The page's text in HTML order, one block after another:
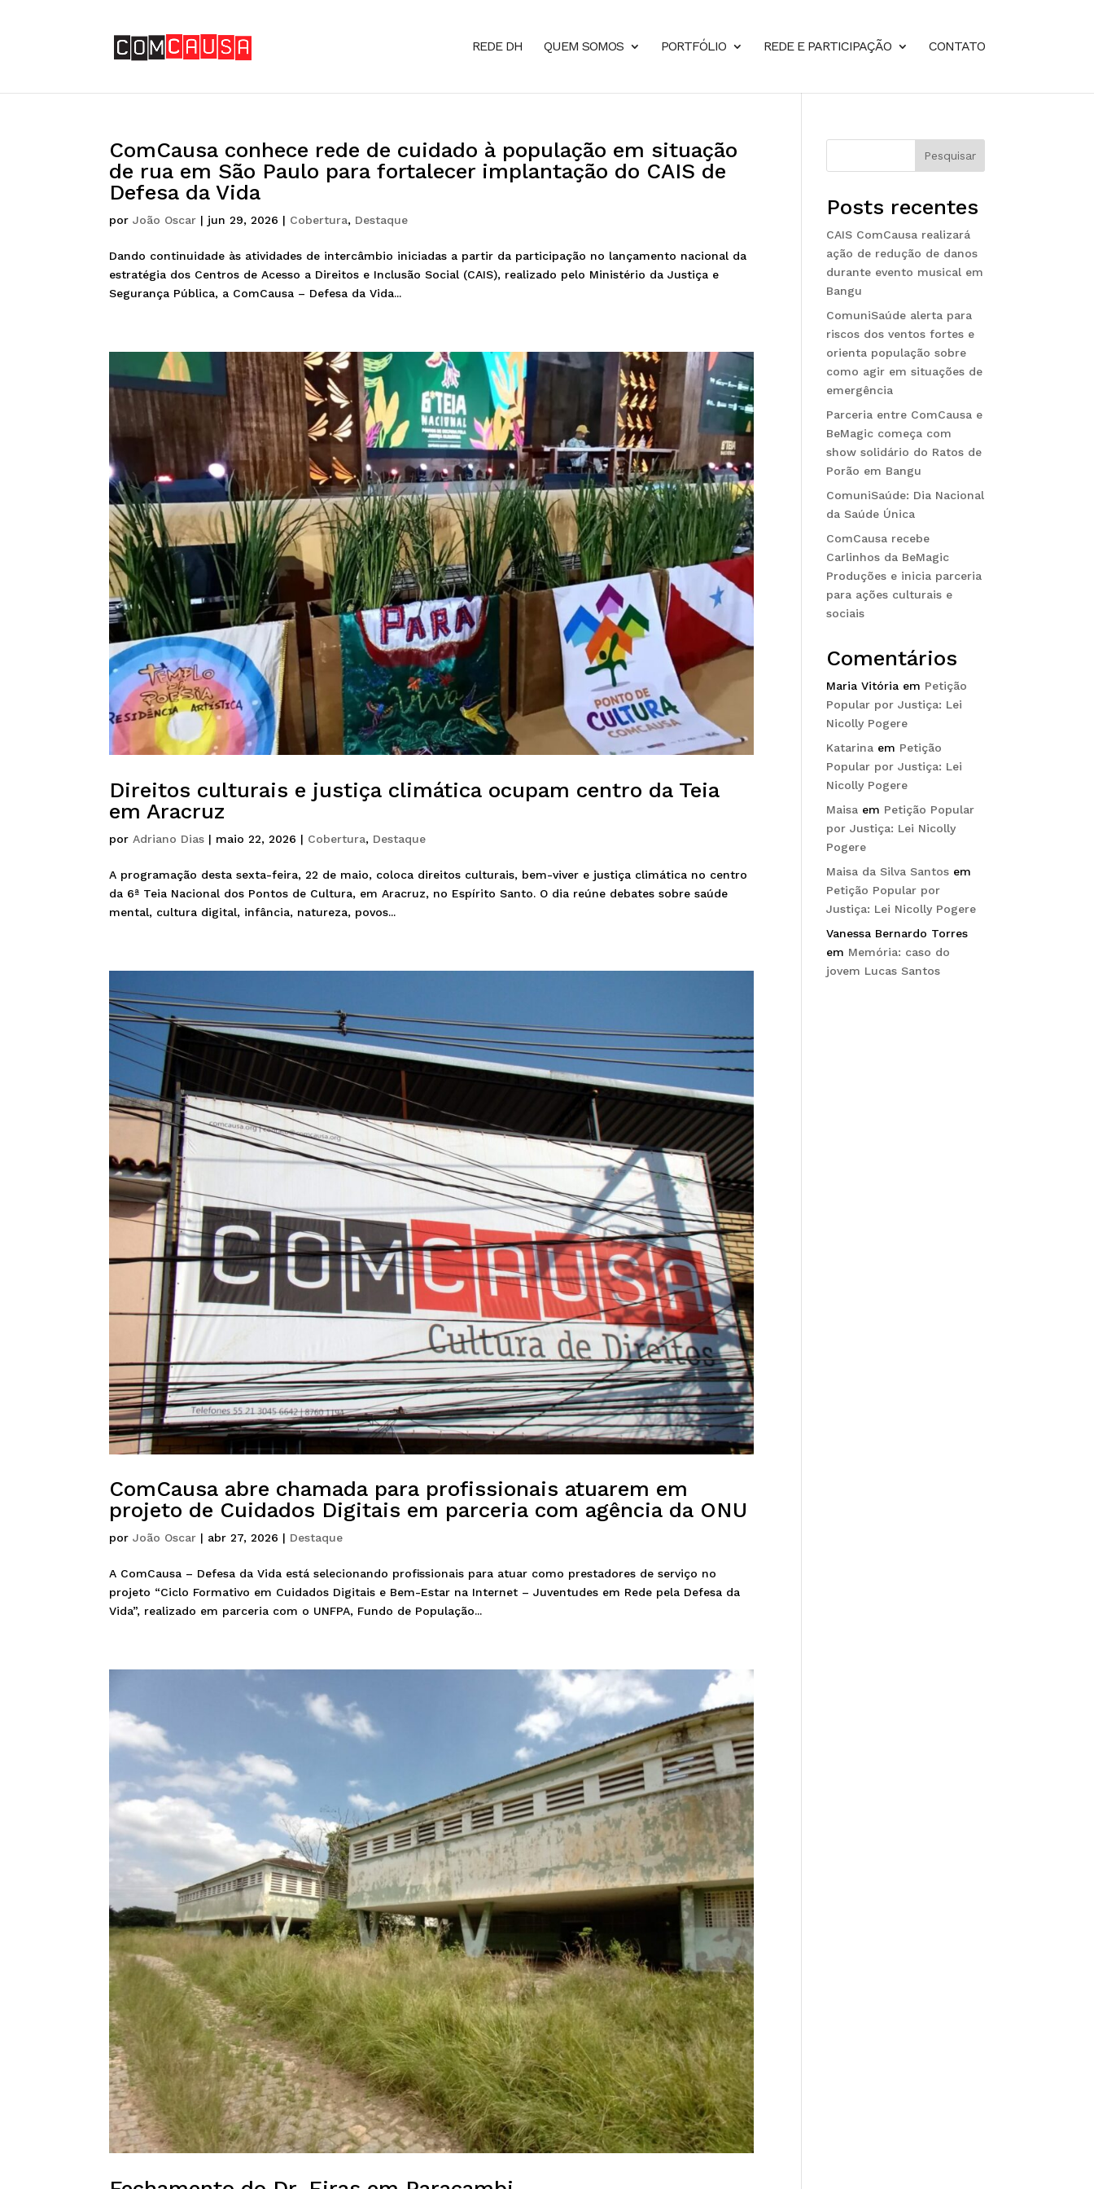
REDE DH QUEM SOMOS PORTFÓLIO REDE E PARTICIPAÇÃO CONTATO
ComCausa conhece rede de cuidado à população em situação
de rua em São Paulo para fortalecer implantação do CAIS de
Defesa da Vida
porJoão Oscar | jun 29, 2026 | Cobertura, Destaque
Dando continuidade às atividades de intercâmbio iniciadas a partir da participação no lançamento nacional da
estratégia dos Centros de Acesso a Direitos e Inclusão Social (CAIS), realizado pelo Ministério da Justiça e
Segurança Pública, a ComCausa – Defesa da Vida...
Direitos culturais e justiça climática ocupam centro da Teia
em Aracruz
por Adriano Dias | maio 22, 2026 | Cobertura, Destaque
A programação desta sexta-feira, 22 de maio, coloca direitos culturais, bem-viver e justiça climática no centro
da 6ª Teia Nacional dos Pontos de Cultura, em Aracruz, no Espírito Santo. O dia reúne debates sobre saúde
mental, cultura digital, infância, natureza, povos...
ComCausa abre chamada para profissionais atuarem em
projeto de Cuidados Digitais em parceria com agência da ONU
porJoão Oscar | abr 27, 2026 | Destaque
A ComCausa – Defesa da Vida está selecionando profissionais para atuar como prestadores de serviço no
projeto “Ciclo Formativo em Cuidados Digitais e Bem-Estar na Internet – Juventudes em Rede pela Defesa da
Vida”, realizado em parceria com o UNFPA, Fundo de População...
Pesquisar
Posts recentes
CAIS ComCausa realizará
ação de redução de danos
durante evento musical em
Bangu
ComuniSaúde alerta para
riscos dos ventos fortes e
orienta população sobre
como agir em situações de
emergência
Parceria entre ComCausa e
BeMagic começa com
show solidário do Ratos de
Porão em Bangu
ComuniSaúde: Dia Nacional
da Saúde Única
ComCausa recebe
Carlinhos da BeMagic
Produções e inicia parceria
para ações culturais e
sociais
Comentários
Maria Vitória em Petição
Popular por Justiça: Lei
Nicolly Pogere
Katarina em Petição
Popular por Justiça: Lei
Nicolly Pogere
Maisa em Petição Popular
por Justiça: Lei Nicolly
Pogere
Maisa da Silva Santos em
Petição Popular por
Justiça: Lei Nicolly Pogere
Vanessa Bernardo Torres
em Memória: caso do
jovem Lucas Santos